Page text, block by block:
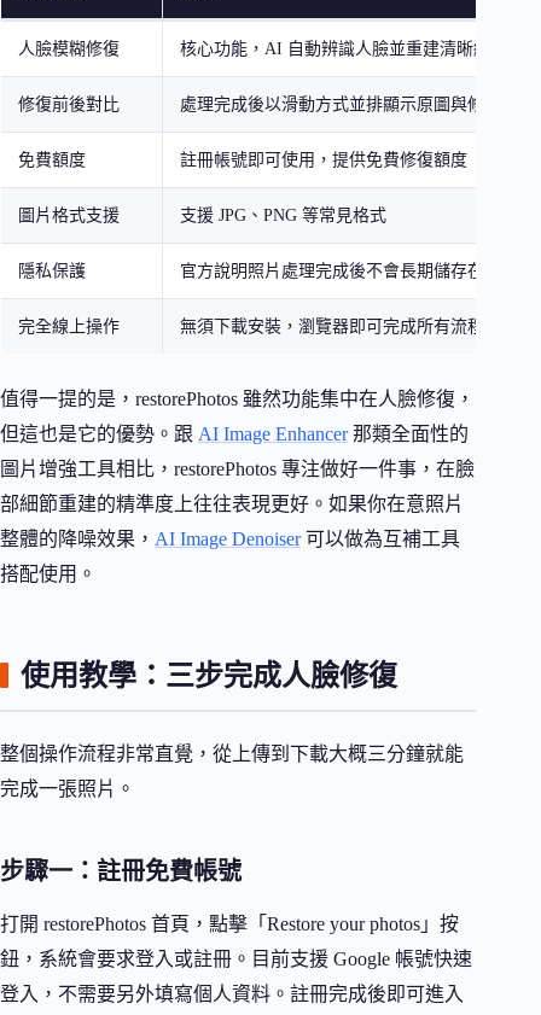
人臉模糊修復 核心功能，AI 自動辨識人臉並重建清晰細節
修復前後對比 處理完成後以滑動方式並排顯示原圖與修復結果
免費額度 註冊帳號即可使用，提供免費修復額度
圖片格式支援 支援 JPG、PNG 等常見格式
隱私保護 官方說明照片處理完成後不會長期儲存在伺服器
完全線上操作 無須下載安裝，瀏覽器即可完成所有流程
值得一提的是，restorePhotos 雖然功能集中在人臉修復，
但這也是它的優勢。跟 AI Image Enhancer那類全面性的
圖片增強工具相比，restorePhotos 專注做好一件事，在臉
部細節重建的精準度上往往表現更好。如果你在意照片
整體的降噪效果， AI Image Denoiser可以做為互補工具
搭配使用。
使用教學：三步完成人臉修復
整個操作流程非常直覺，從上傳到下載大概三分鐘就能
完成一張照片。
步驟一：註冊免費帳號
打開 restorePhotos 首頁，點擊「Restore your photos」按
鈕，系統會要求登入或註冊。目前支援 Google 帳號快速
登入，不需要另外填寫個人資料。註冊完成後即可進入